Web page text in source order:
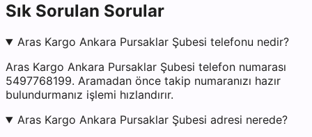
Sık Sorulan Sorular
Aras Kargo Ankara Pursaklar Şubesi telefonu nedir?
Aras Kargo Ankara Pursaklar Şubesi telefon numarası
5497768199. Aramadan önce takip numaranızı hazır
bulundurmanız işlemi hızlandırır.
Aras Kargo Ankara Pursaklar Şubesi adresi nerede?